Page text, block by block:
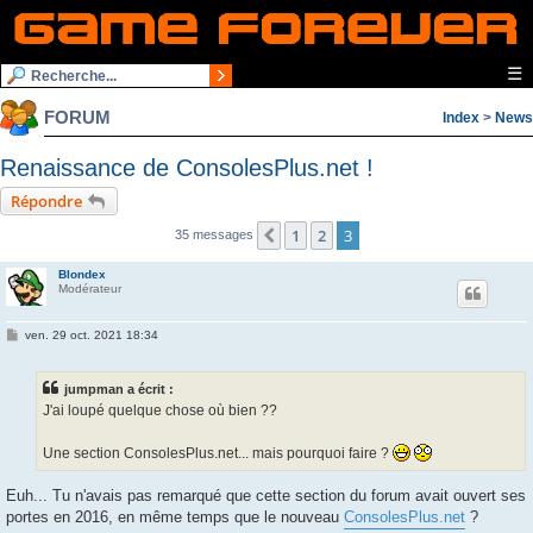
☰
FORUM Index > News
Renaissance de ConsolesPlus.net !
Répondre
35 messages Précédente
1 2 3
Blondex
Modérateur
Mven. 29 oct. 2021 18:34
jumpman a écrit :
J'ai loupé quelque chose où bien ??
Une section ConsolesPlus.net... mais pourquoi faire ?
Euh... Tu n'avais pas remarqué que cette section du forum avait ouvert ses
portes en 2016, en même temps que le nouveau ConsolesPlus.net ?